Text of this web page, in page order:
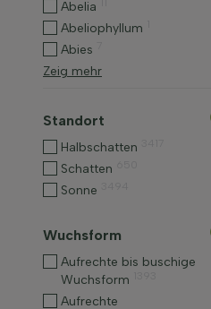
Abelia
Abeliophyllum
Abies
Zeig mehr
Standort
Halbschatten
Schatten
Sonne
Wuchsform
Aufrechte bis buschige
Wuchsform
Aufrechte